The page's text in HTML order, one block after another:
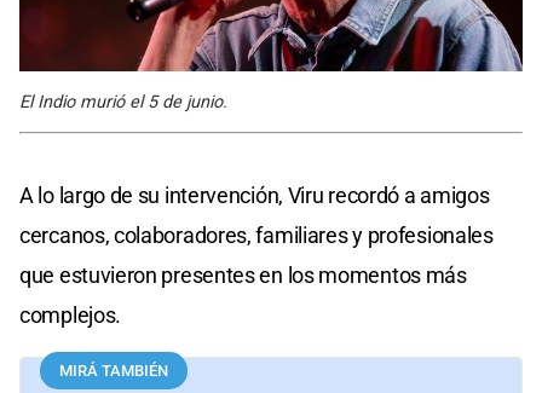
El Indio murió el 5 de junio.
A lo largo de su intervención, Viru recordó a amigos
cercanos, colaboradores, familiares y profesionales
que estuvieron presentes en los momentos más
complejos.
MIRÁ TAMBIÉN